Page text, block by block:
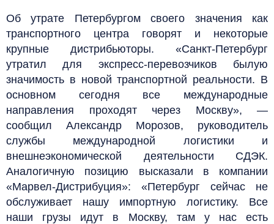
Об утрате Петербургом своего значения как
транспортного центра говорят и некоторые
крупные дистрибьюторы. «Санкт-Петербург
утратил для экспресс-перевозчиков былую
значимость в новой транспортной реальности. В
основном сегодня все международные
направления проходят через Москву», —
сообщил Александр Морозов, руководитель
службы международной логистики и
внешнеэкономической деятельности СДЭК.
Аналогичную позицию высказали в компании
«Марвел-Дистрибуция»: «Петербург сейчас не
обслуживает нашу импортную логистику. Все
наши грузы идут в Москву, там у нас есть